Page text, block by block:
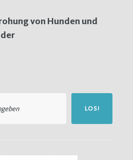
von Hunden und
LOS!